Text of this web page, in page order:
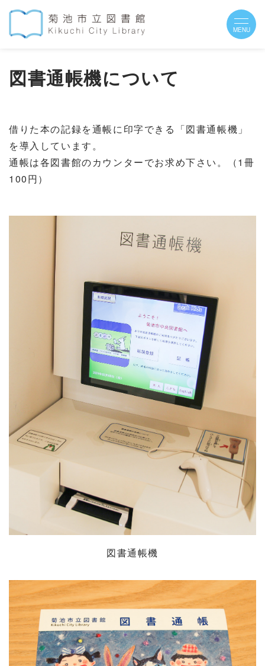
図書通帳機について
借りた本の記録を通帳に印字できる「図書通帳機」
を導入しています。
通帳は各図書館のカウンターでお求め下さい。（1冊
100円）
図書通帳機